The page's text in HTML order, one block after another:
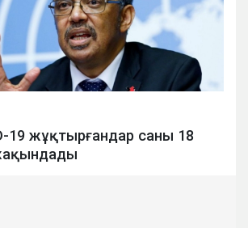
19 жұқтырғандар саны 18